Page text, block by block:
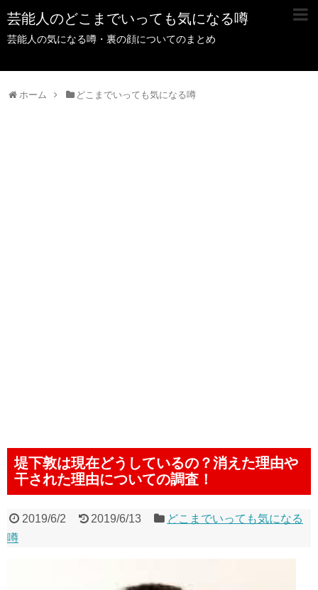
芸能人のどこまでいっても気になる噂
芸能人の気になる噂・裏の顔についてのまとめ
ホーム どこまでいっても気になる噂
堤下敦は現在どうしているの？消えた理由や
干された理由についての調査！
2019/6/2 2019/6/13
どこまでいっても気になる
噂